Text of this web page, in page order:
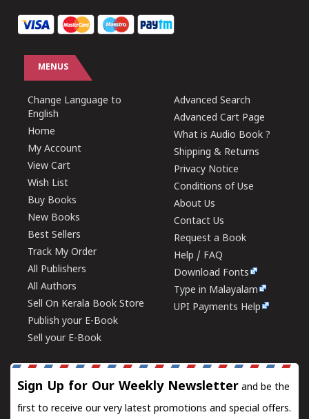
MENUS
Change Language to
English
Home
My Account
View Cart
Wish List
Buy Books
New Books
Best Sellers
Track My Order
All Publishers
All Authors
Sell On Kerala Book Store
Publish your E-Book
Sell your E-Book
Advanced Search
Advanced Cart Page
What is Audio Book ?
Shipping & Returns
Privacy Notice
Conditions of Use
About Us
Contact Us
Request a Book
Help / FAQ
Download Fonts
Type in Malayalam
UPI Payments Help
Sign Up for Our Weekly Newsletter and be the
first to receive our very latest promotions and special offers.